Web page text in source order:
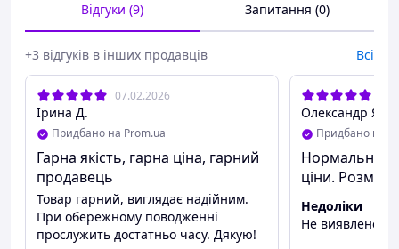
Відгуки (9) Запитання (0)
+3 відгуків в інших продавців Всі
07.02.2026
Ірина Д.
Придбано на Prom.ua
Гарна якість, гарна ціна, гарний
продавець
Товар гарний, виглядає надійним.
При обережному поводженні
прослужить достатньо часу. Дякую!
Олександр Я.
Придбано на
Нормальна
ціни. Розміри
Недоліки
Не виявлено